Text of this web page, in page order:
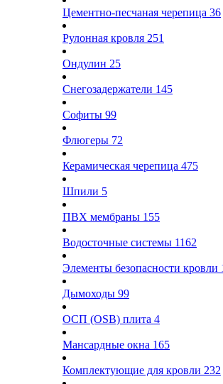
Цементно-песчаная черепица 36
Рулонная кровля 251
Ондулин 25
Снегозадержатели 145
Софиты 99
Флюгеры 72
Керамическая черепица 475
Шпили 5
ПВХ мембраны 155
Водосточные системы 1162
Элементы безопасности кровли
Дымоходы 99
ОСП (OSB) плита 4
Мансардные окна 165
Комплектующие для кровли 232